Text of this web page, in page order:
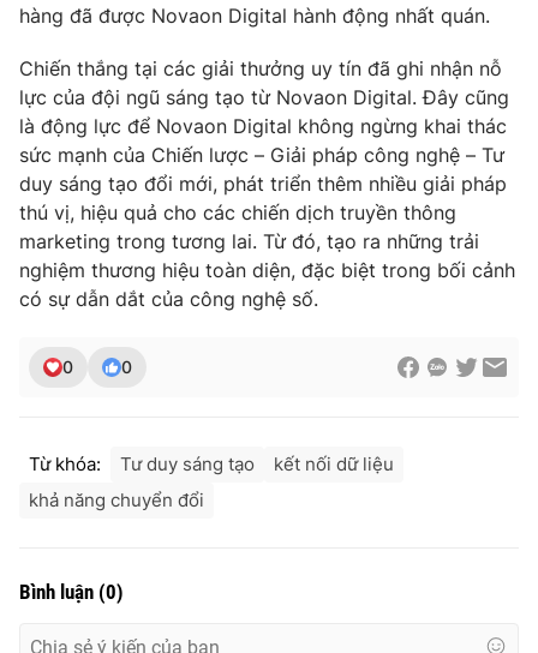
Ðiện thoại Thời báo VTV:024.66 897 897
Liên hệ quảng cáo:024-7300.7108
thông tin từ website này.
hàng đã được Novaon Digital hành động nhất quán.
Chiến thắng tại các giải thưởng uy tín đã ghi nhận nỗ
lực của đội ngũ sáng tạo từ Novaon Digital. Đây cũng
là động lực để Novaon Digital không ngừng khai thác
sức mạnh của Chiến lược – Giải pháp công nghệ – Tư
duy sáng tạo đổi mới, phát triển thêm nhiều giải pháp
thú vị, hiệu quả cho các chiến dịch truyền thông
marketing trong tương lai. Từ đó, tạo ra những trải
nghiệm thương hiệu toàn diện, đặc biệt trong bối cảnh
có sự dẫn dắt của công nghệ số.
0 0
Từ khóa: Tư duy sáng tạo
kết nối dữ liệu
khả năng chuyển đổi
Bình luận (0)